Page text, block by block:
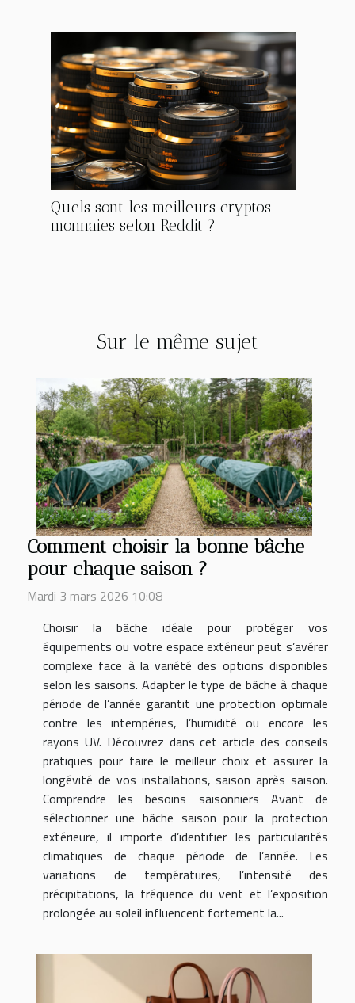
Quels sont les meilleurs cryptos
monnaies selon Reddit ?
Sur le même sujet
Comment choisir la bonne bâche
pour chaque saison ?
Mardi 3 mars 2026 10:08
Choisir la bâche idéale pour protéger vos
équipements ou votre espace extérieur peut s’avérer
complexe face à la variété des options disponibles
selon les saisons. Adapter le type de bâche à chaque
période de l’année garantit une protection optimale
contre les intempéries, l’humidité ou encore les
rayons UV. Découvrez dans cet article des conseils
pratiques pour faire le meilleur choix et assurer la
longévité de vos installations, saison après saison.
Comprendre les besoins saisonniers Avant de
sélectionner une bâche saison pour la protection
extérieure, il importe d’identifier les particularités
climatiques de chaque période de l’année. Les
variations de températures, l’intensité des
précipitations, la fréquence du vent et l’exposition
prolongée au soleil influencent fortement la...